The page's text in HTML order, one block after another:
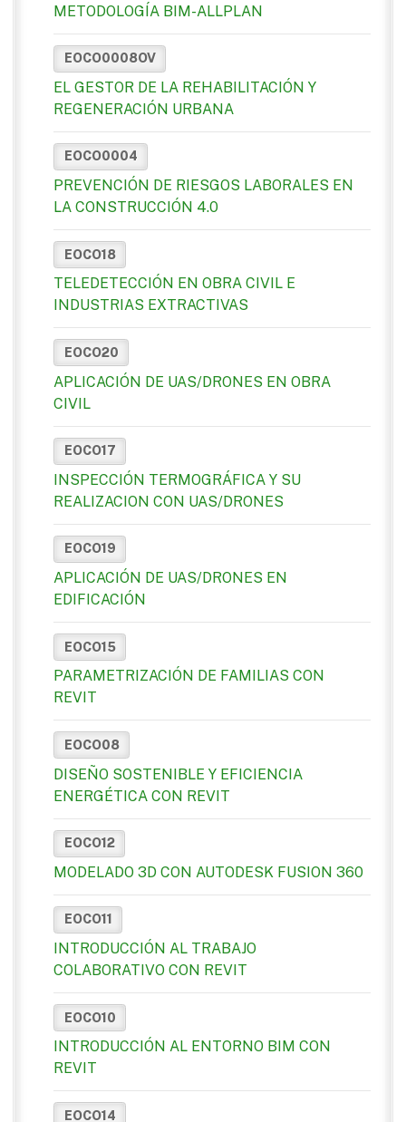
METODOLOGÍA BIM-ALLPLAN
EOCO0008OV
EL GESTOR DE LA REHABILITACIÓN Y
REGENERACIÓN URBANA
EOCO0004
PREVENCIÓN DE RIESGOS LABORALES EN
LA CONSTRUCCIÓN 4.0
EOCO18
TELEDETECCIÓN EN OBRA CIVIL E
INDUSTRIAS EXTRACTIVAS
EOCO20
APLICACIÓN DE UAS/DRONES EN OBRA
CIVIL
EOCO17
INSPECCIÓN TERMOGRÁFICA Y SU
REALIZACION CON UAS/DRONES
EOCO19
APLICACIÓN DE UAS/DRONES EN
EDIFICACIÓN
EOCO15
PARAMETRIZACIÓN DE FAMILIAS CON
REVIT
EOCO08
DISEÑO SOSTENIBLE Y EFICIENCIA
ENERGÉTICA CON REVIT
EOCO12
MODELADO 3D CON AUTODESK FUSION 360
EOCO11
INTRODUCCIÓN AL TRABAJO
COLABORATIVO CON REVIT
EOCO10
INTRODUCCIÓN AL ENTORNO BIM CON
REVIT
EOCO14